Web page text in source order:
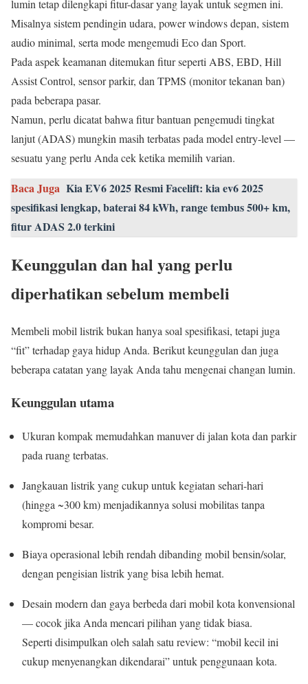
lumin tetap dilengkapi fitur-dasar yang layak untuk segmen ini.
Misalnya sistem pendingin udara, power windows depan, sistem
audio minimal, serta mode mengemudi Eco dan Sport.
Pada aspek keamanan ditemukan fitur seperti ABS, EBD, Hill
Assist Control, sensor parkir, dan TPMS (monitor tekanan ban)
pada beberapa pasar.
Namun, perlu dicatat bahwa fitur bantuan pengemudi tingkat
lanjut (ADAS) mungkin masih terbatas pada model entry-level —
sesuatu yang perlu Anda cek ketika memilih varian.
Baca Juga Kia EV6 2025 Resmi Facelift: kia ev6 2025
spesifikasi lengkap, baterai 84 kWh, range tembus 500+ km,
fitur ADAS 2.0 terkini
Keunggulan dan hal yang perlu
diperhatikan sebelum membeli
Membeli mobil listrik bukan hanya soal spesifikasi, tetapi juga
“fit” terhadap gaya hidup Anda. Berikut keunggulan dan juga
beberapa catatan yang layak Anda tahu mengenai changan lumin.
Keunggulan utama
Ukuran kompak memudahkan manuver di jalan kota dan parkir
pada ruang terbatas.
Jangkauan listrik yang cukup untuk kegiatan sehari-hari
(hingga ~300 km) menjadikannya solusi mobilitas tanpa
kompromi besar.
Biaya operasional lebih rendah dibanding mobil bensin/solar,
dengan pengisian listrik yang bisa lebih hemat.
Desain modern dan gaya berbeda dari mobil kota konvensional
— cocok jika Anda mencari pilihan yang tidak biasa.
Seperti disimpulkan oleh salah satu review: “mobil kecil ini
cukup menyenangkan dikendarai” untuk penggunaan kota.